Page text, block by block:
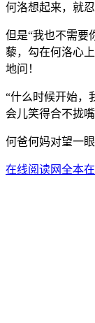
何洛想起来，就忍
但是“我也不需要
藜，勾在何洛心
地问！
“什么时候开始，
会儿笑得合不拢
何爸何妈对望一
在线阅读网全本